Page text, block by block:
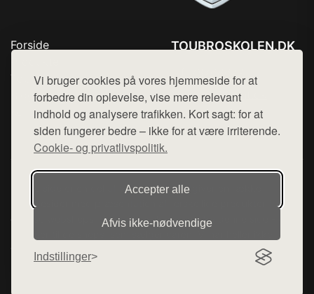
Vi bruger cookies på vores hjemmeside for at
forbedre din oplevelse, vise mere relevant
indhold og analysere trafikken. Kort sagt: for at
siden fungerer bedre – ikke for at være irriterende.
Cookie- og privatlivspolitik.
Accepter alle
Afvis ikke‑nødvendige
Indstillinger
Forside
Top Rabatter
Blog
Kontakt
TOUBROSKOLEN.DK
Mail: hej@want.dk
Cookie- og privatlivspolitik
Denne side er en del af want.dk, der udgiver en række
hjemmesider med præsentation af forskellige produkter fra
diverse webshops. Der sælges ikke varer fra denne side - vi
henviser til de shops, som sælger varen. Vi har heller ikke
varerne på lager.